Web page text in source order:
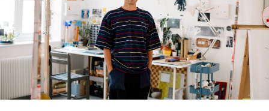
ESPACES DE PRATIQUE ARTISTIQUE ↓
Recherche
Connexion